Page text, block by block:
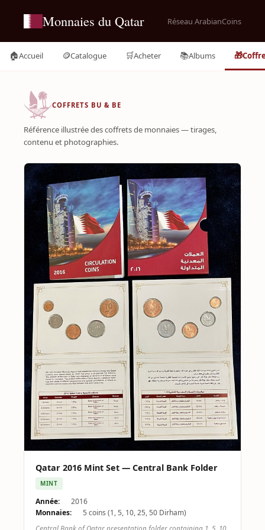
Monnaies du Qatar Réseau ArabianCoins
🏠Accueil 🪙Catalogue 🛒Acheter 📚Albums 🎁
COFFRETS BU & BE
Référence illustrée des coffrets de monnaies — tirages,
contenu et photographies.
Qatar 2016 Mint Set — Central Bank Folder
MINT
Année:
2016
Monnaies:
5 coins (1, 5, 10, 25, 50 Dirham)